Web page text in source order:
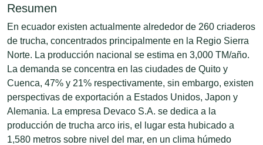
Resumen
En ecuador existen actualmente alrededor de 260 criaderos
de trucha, concentrados principalmente en la Regio Sierra
Norte. La producción nacional se estima en 3,000 TM/año.
La demanda se concentra en las ciudades de Quito y
Cuenca, 47% y 21% respectivamente, sin embargo, existen
perspectivas de exportación a Estados Unidos, Japon y
Alemania. La empresa Devaco S.A. se dedica a la
producción de trucha arco iris, el lugar esta hubicado a
1,580 metros sobre nivel del mar, en un clima húmedo